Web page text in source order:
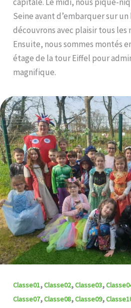
Seine avant d’embarquer sur
découvrons avec plaisir tous les
Ensuite, nous sommes montés
étage de la tour Eiffel pour
magnifique.
Classe01,Classe02,Classe03,
Classe07,Classe08,Classe09,